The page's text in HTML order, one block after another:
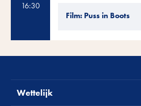
16:30
Film: Puss in Boots
Wettelijk